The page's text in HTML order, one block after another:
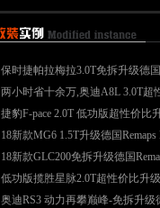
保时捷帕拉梅拉3.0T免拆升级德国
两小时省十余万,奥迪A8L 3.0T超
捷豹F-pace 2.0T 低功版超性价比
18新款MG6 1.5T升级德国
18新款GLC200免拆升级德国
低功版揽胜星脉2.0T超性价比升级
奥迪RS3 动力再攀巅峰-免拆升级